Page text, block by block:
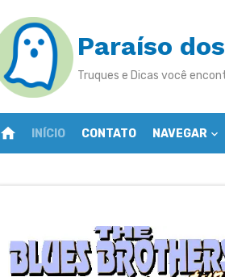
Paraíso
Truques e Dicas você
home INÍCIO CONTATO NAVEGAR